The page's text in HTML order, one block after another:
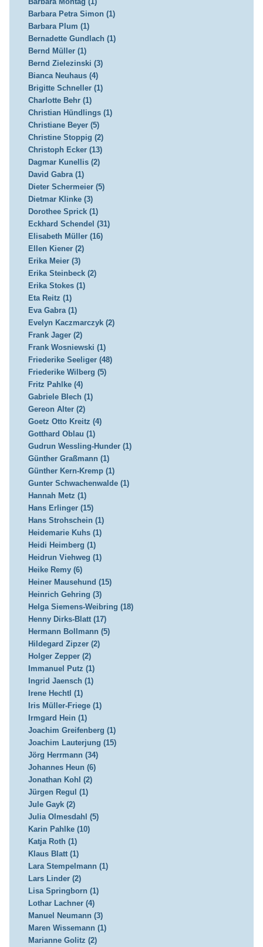
Barbara Petra Simon (1)
Barbara Plum (1)
Bernadette Gundlach (1)
Bernd Müller (1)
Bernd Zielezinski (3)
Bianca Neuhaus (4)
Brigitte Schneller (1)
Charlotte Behr (1)
Christian Hündlings (1)
Christiane Beyer (5)
Christine Stoppig (2)
Christoph Ecker (13)
Dagmar Kunellis (2)
David Gabra (1)
Dieter Schermeier (5)
Dietmar Klinke (3)
Dorothee Sprick (1)
Eckhard Schendel (31)
Elisabeth Müller (16)
Ellen Kiener (2)
Erika Meier (3)
Erika Steinbeck (2)
Erika Stokes (1)
Eta Reitz (1)
Eva Gabra (1)
Evelyn Kaczmarczyk (2)
Frank Jager (2)
Frank Wosniewski (1)
Friederike Seeliger (48)
Friederike Wilberg (5)
Fritz Pahlke (4)
Gabriele Blech (1)
Gereon Alter (2)
Goetz Otto Kreitz (4)
Gotthard Oblau (1)
Gudrun Wessling-Hunder (1)
Günther Graßmann (1)
Günther Kern-Kremp (1)
Gunter Schwachenwalde (1)
Hannah Metz (1)
Hans Erlinger (15)
Hans Strohschein (1)
Heidemarie Kuhs (1)
Heidi Heimberg (1)
Heidrun Viehweg (1)
Heike Remy (6)
Heiner Mausehund (15)
Heinrich Gehring (3)
Helga Siemens-Weibring (18)
Henny Dirks-Blatt (17)
Hermann Bollmann (5)
Hildegard Zipzer (2)
Holger Zepper (2)
Immanuel Putz (1)
Ingrid Jaensch (1)
Irene Hechtl (1)
Iris Müller-Friege (1)
Irmgard Hein (1)
Joachim Greifenberg (1)
Joachim Lauterjung (15)
Jörg Herrmann (34)
Johannes Heun (6)
Jonathan Kohl (2)
Jürgen Regul (1)
Jule Gayk (2)
Julia Olmesdahl (5)
Karin Pahlke (10)
Katja Roth (1)
Klaus Blatt (1)
Lara Stempelmann (1)
Lars Linder (2)
Lisa Springborn (1)
Lothar Lachner (4)
Manuel Neumann (3)
Maren Wissemann (1)
Marianne Golitz (2)